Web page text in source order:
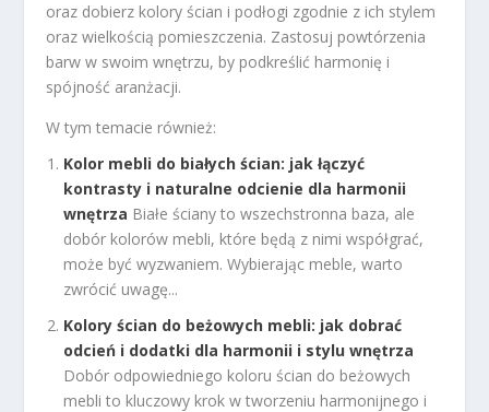
oraz dobierz kolory ścian i podłogi zgodnie z ich stylem
oraz wielkością pomieszczenia. Zastosuj powtórzenia
barw w swoim wnętrzu, by podkreślić harmonię i
spójność aranżacji.
W tym temacie również:
Kolor mebli do białych ścian: jak łączyć
kontrasty i naturalne odcienie dla harmonii
wnętrza Białe ściany to wszechstronna baza, ale
dobór kolorów mebli, które będą z nimi współgrać,
może być wyzwaniem. Wybierając meble, warto
zwrócić uwagę...
Kolory ścian do beżowych mebli: jak dobrać
odcień i dodatki dla harmonii i stylu wnętrza
Dobór odpowiedniego koloru ścian do beżowych
mebli to kluczowy krok w tworzeniu harmonijnego i